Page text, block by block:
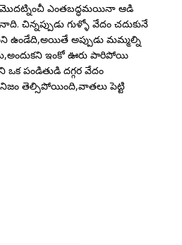
మొదట్నించీ ఎంతబద్ధమయినా ఆడి
చిన్నప్పుడు గుళ్ళో వేదం చదుకునే
ఉండేది,అయితే అప్పుడు మమ్మల్ని
ఇంకో ఊరు పారిపోయి
పండితుడి దగ్గర వేదం
నిజం తెల్సిపోయింది,వాతలు పెట్టి